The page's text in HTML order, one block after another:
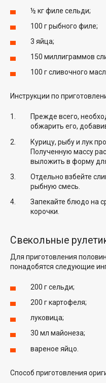
½ кг филе сельди;
100 г рыбного филе;
3 яйца;
150 миллиграммов
100 г сливочного
Инструкции по
Прежде всего,
обжарить его,
Курицу, рыбу и лук
Полученную массу
выложить в форму
Отдельно взбейте
рыбную смесь.
Запекайте блюдо на
корочки.
Свекольные
Для приготовления
понадобятся следующие
200 г сельди;
200 г картофеля;
луковица;
30 мл майонеза;
вареное яйцо.
Способ приготовления